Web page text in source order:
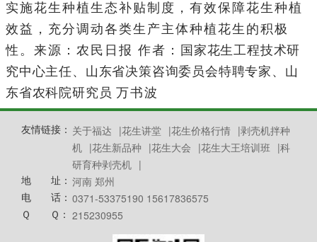
实施花生种植生态补贴制度，有效保障花生种植
效益，充分调动各类生产主体种植花生的积极
性。来源：农民日报 作者：
国家花生工程技术研
究中心主任、山东省决策咨询委员会特聘专家、山
东省农科院研究员万书波
友情链接： 关于福达 |花生讲堂 |花生价格行情 |剥壳机拌种
机 |花生新品种 |花生大会 |花生大王培训班 |科
研育种剥壳机 |
地 址： 河南 郑州
电 话： 0371-53375190 15617836575
Ｑ Ｑ： 215230955